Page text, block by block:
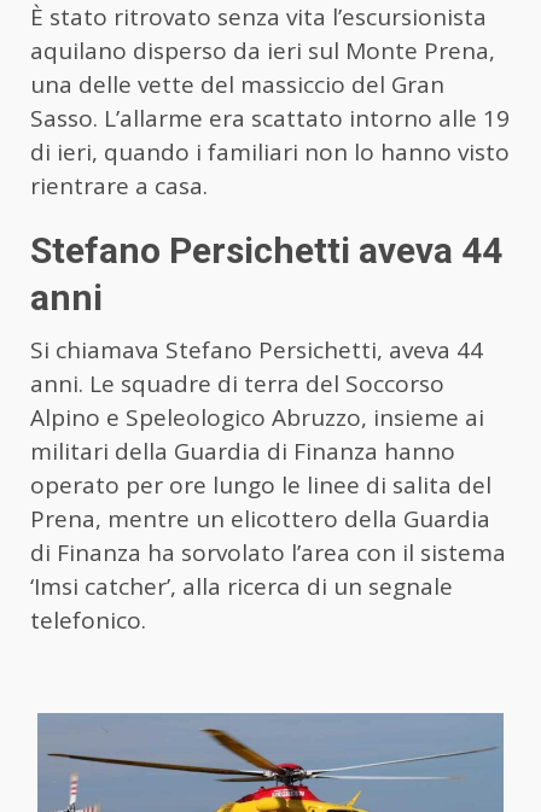
È stato ritrovato senza vita l’escursionista
aquilano disperso da ieri sul Monte Prena,
una delle vette del massiccio del Gran
Sasso. L’allarme era scattato intorno alle 19
di ieri, quando i familiari non lo hanno visto
rientrare a casa.
Stefano Persichetti aveva 44
anni
Si chiamava Stefano Persichetti, aveva 44
anni. Le squadre di terra del Soccorso
Alpino e Speleologico Abruzzo, insieme ai
militari della Guardia di Finanza hanno
operato per ore lungo le linee di salita del
Prena, mentre un elicottero della Guardia
di Finanza ha sorvolato l’area con il sistema
‘Imsi catcher’, alla ricerca di un segnale
telefonico.